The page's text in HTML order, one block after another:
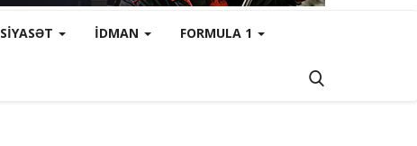
SİYASƏT İDMAN FORMULA 1